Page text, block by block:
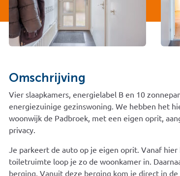
Omschrijving
Vier slaapkamers, energielabel B en 10
energiezuinige gezinswoning. We hebben het
woonwijk de Padbroek, met een eigen oprit,
privacy.
Je parkeert de auto op je eigen oprit. Vanaf
toiletruimte loop je zo de woonkamer in.
berging. Vanuit deze berging kom je direct in